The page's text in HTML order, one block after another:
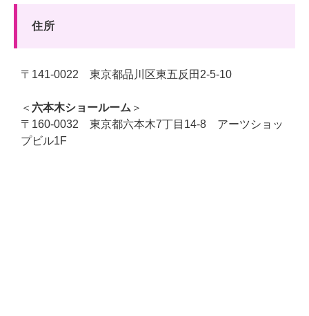
住所
〒141-0022 東京都品川区東五反田2-5-10
＜ 六本木ショールーム ＞
〒160-0032 東京都六本木7丁目14-8 アーツショッ
プビル1F